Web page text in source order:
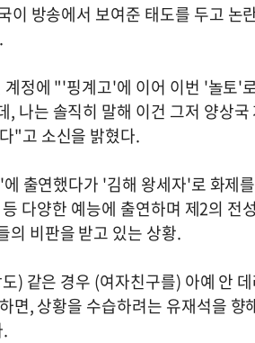
이 방송에서 보여준 태도를 두고 논
정에 "'핑계고'에 이어 이번 '놀토'
나는 솔직히 말해 이건 그저 양상
"고 소신을 밝혔다.
출연했다가 '김해 왕세자'로 화제
다양한 예능에 출연하며 제2의 전
의 비판을 받고 있는 상황.
) 같은 경우 (여자친구를) 아예 안
면, 상황을 수습하려는 유재석을